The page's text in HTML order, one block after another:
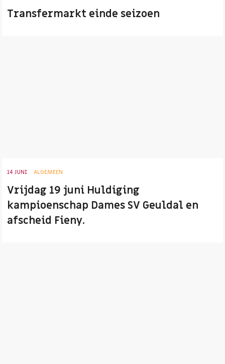
Transfermarkt einde seizoen
14 JUNI ALGEMEEN
Vrijdag 19 juni Huldiging
kampioenschap Dames SV Geuldal en
afscheid Fieny.